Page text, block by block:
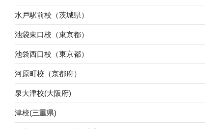
水戸駅前校（茨城県）
池袋東口校（東京都）
池袋西口校（東京都）
河原町校（京都府）
泉大津校(大阪府)
津校(三重県)